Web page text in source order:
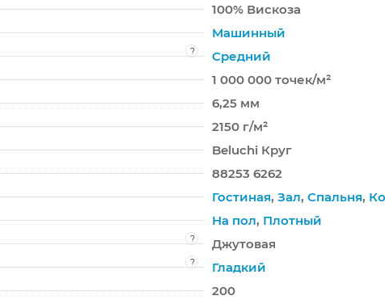
100% Вискоза
Машинный
?
Средний
1 000 000 точек/м²
6,25 мм
2150 г/м²
Beluchi Круг
88253 6262
Гостиная, Зал, Спальня,
На пол, Плотный
?
Джутовая
?
Гладкий
200